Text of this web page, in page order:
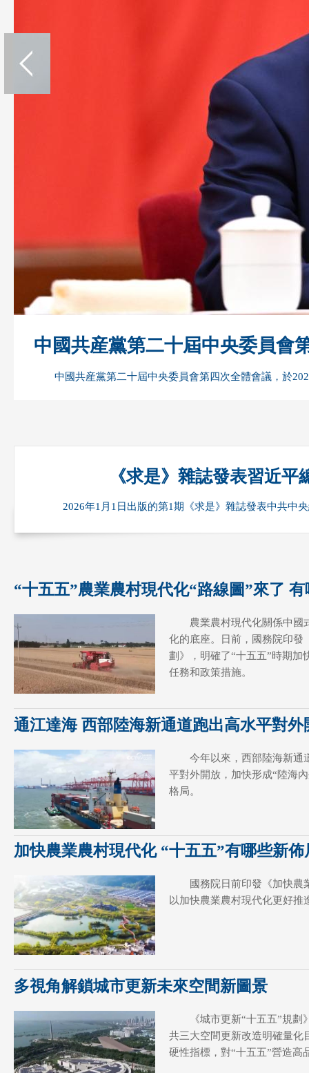
中國共産黨第二十屆中央委員會
中國共産黨第二十屆中央委員會第四次全體會議，於
《求是》雜誌發表習近
2026年1月1日出版的第1期《求是》雜誌發表中共中
“十五五”農業農村現代化“路線圖”來了
農業農村現代化關係中國
化的底座。日前，國務院印發
劃》，明確了“十五五”時期加
任務和政策措施。
通江達海 西部陸海新通道跑出高水平對外
今年以來，西部陸海新通
平對外開放，加快形成“陸海
格局。
加快農業農村現代化 “十五五”有哪些新
國務院日前印發《加快農
以加快農業農村現代化更好推
多視角解鎖城市更新未來空間新圖景
《城市更新“十五五”規
共三大空間更新改造明確量化
硬性指標，對“十五五”營造高